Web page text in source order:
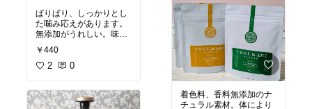
ぱりぱり、しっかりとし
た噛み応えがあります。
無添加がうれしい。味わ
ご飯がすすみます。封を
切ったら瓶に詰め替えて
漬物 #ぱりぱり
￥440
2 0
ダブルジップで上下開閉
できるのも良いです。今
のうちに購入すればお得
な価格。
#オリジナル写
#ロングベスト #タイ
オン
#taion
#アンフィー
ロ #ダブルジップ
着色料、香料無添加のナ
チュラル素材。体により